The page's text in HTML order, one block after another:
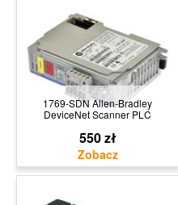
1769-SDN Allen-Bradley
DeviceNet Scanner PLC
550 zł